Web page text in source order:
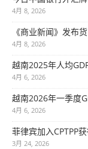
4月 8, 2026
《商业新闻》发布
4月 8, 2026
越南2025年人均
4月 6, 2026
越南2026年一季度
4月 6, 2026
菲律宾加入CPTPP
3月 24, 2026